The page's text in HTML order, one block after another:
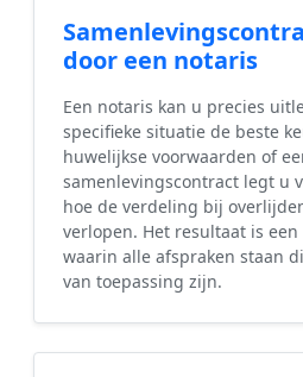
door een notaris
Een notaris kan u precies
specifieke situatie de beste
huwelijkse voorwaarden of
samenlevingscontract legt u
hoe de verdeling bij
verlopen. Het resultaat is
waarin alle afspraken staan
van toepassing zijn.